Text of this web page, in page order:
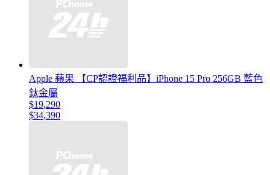
Apple 蘋果 【CP認證福利品】iPhone 15 Pro 256GB 藍色
鈦金屬
$19,290
$34,390